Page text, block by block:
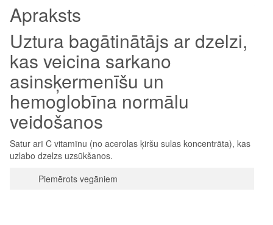
Apraksts
Uztura bagātinātājs ar dzelzi,
kas veicina sarkano
asinsķermenīšu un
hemoglobīna normālu
veidošanos
Satur arī C vitamīnu (no acerolas ķiršu sulas koncentrāta), kas
uzlabo dzelzs uzsūkšanos.
Piemērots vegāniem